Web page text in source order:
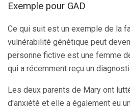
Exemple pour GAD
Ce qui suit est un exemple de la
vulnérabilité génétique peut
personne fictive est une femme
qui a récemment reçu un
Les deux parents de Mary ont
d'anxiété et elle a également eu